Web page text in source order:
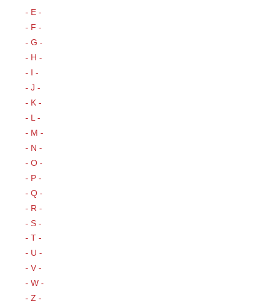
- E -
- F -
- G -
- H -
- I -
- J -
- K -
- L -
- M -
- N -
- O -
- P -
- Q -
- R -
- S -
- T -
- U -
- V -
- W -
- Z -